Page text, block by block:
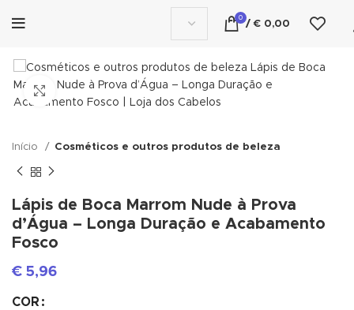
0
/ € 0,00
Click to enlarge
Início Cosméticos e outros produtos de beleza
Lápis de Boca Marrom Nude à Prova
d’Água – Longa Duração e Acabamento
Fosco
€ 5,96
COR